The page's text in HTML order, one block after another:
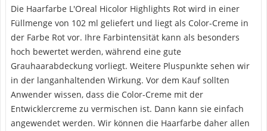
Die Haarfarbe L'Oreal Hicolor Highlights Rot wird in einer
Füllmenge von 102 ml geliefert und liegt als Color-Creme in
der Farbe Rot vor. Ihre Farbintensität kann als besonders
hoch bewertet werden, während eine gute
Grauhaarabdeckung vorliegt. Weitere Pluspunkte sehen wir
in der langanhaltenden Wirkung. Vor dem Kauf sollten
Anwender wissen, dass die Color-Creme mit der
Entwicklercreme zu vermischen ist. Dann kann sie einfach
angewendet werden. Wir können die Haarfarbe daher allen